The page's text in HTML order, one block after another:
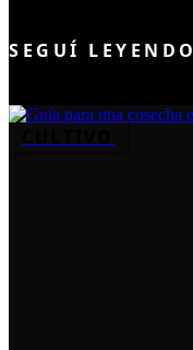
SEGUÍ LEYENDO